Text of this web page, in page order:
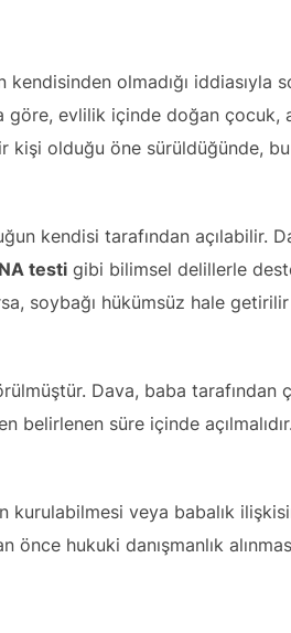
olmadığı iddiasıyla
göre, evlilik içinde doğan çocuk,
kişi olduğu öne sürüldüğünde,
kendisi tarafından açılabilir.
testi gibi bilimsel delillerle
soybağı hükümsüz hale
Dava, baba tarafından
süre içinde
kurulabilmesi veya babalık
hukuki danışmanlık